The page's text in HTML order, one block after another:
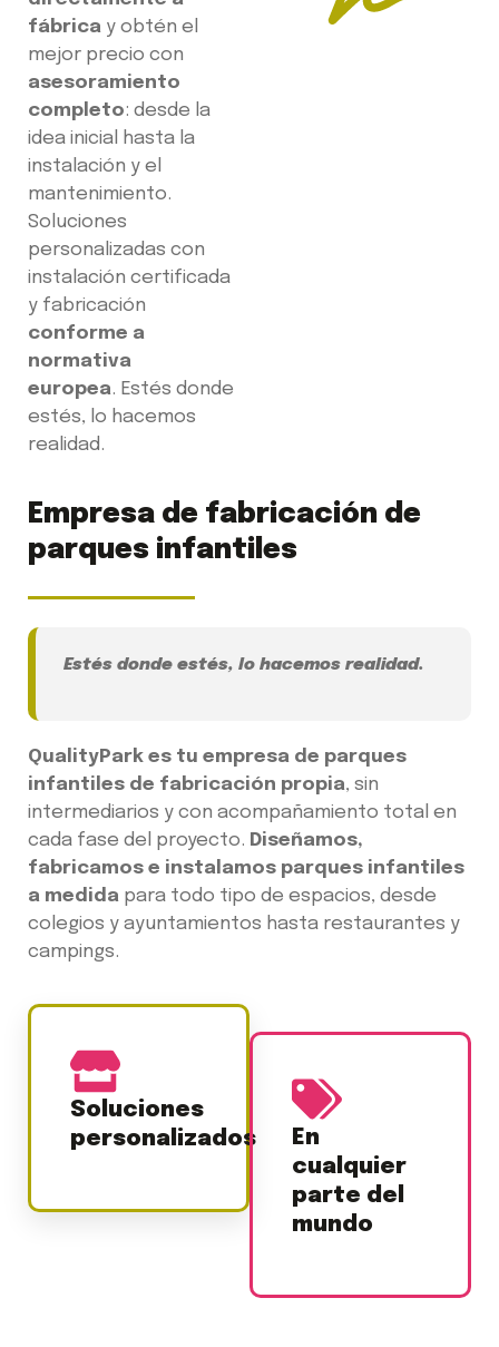
fábrica y obtén el
mejor precio con
asesoramiento
completo: desde la
idea inicial hasta la
instalación y el
mantenimiento.
Soluciones
personalizadas con
instalación certificada
y fabricación
conforme a
normativa
europea. Estés donde
estés, lo hacemos
realidad.
Empresa de fabricación de
parques infantiles
Estés donde estés, lo hacemos realidad.
QualityPark es tu empresa de parques
infantiles de fabricación propia, sin
intermediarios y con acompañamiento total en
cada fase del proyecto. Diseñamos,
fabricamos e instalamos parques infantiles
a medida para todo tipo de espacios, desde
colegios y ayuntamientos hasta restaurantes y
campings.
Soluciones
personalizados
En
cualquier
parte del
mundo